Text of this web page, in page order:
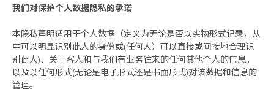
我们对保护个人数据隐私的承诺
本隐私声明适用于个人数据（定义为无论是否以实物形式记录，从
中可以明显识别此人的身份或(任何人）可以直接或间接地合理识
别此人)、关于客人和与我们有业务往来的任何其他个人的信息，
以及以任何形式(无论是电子形式还是书面形式)对该数据和信息的
管理。